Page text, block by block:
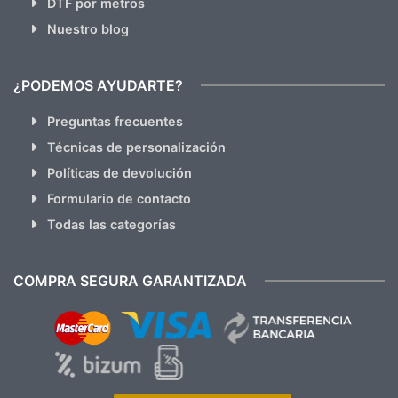
Nuestro blog
¿PODEMOS AYUDARTE?
Preguntas frecuentes
Técnicas de personalización
Políticas de devolución
Formulario de contacto
Todas las categorías
COMPRA SEGURA GARANTIZADA